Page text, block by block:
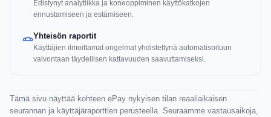
Edistynyt analytiikka ja koneoppiminen käyttökatkojen
ennustamiseen ja estämiseen.
Yhteisön raportit
Käyttäjien ilmoittamat ongelmat yhdistettynä automatisoituun
valvontaan täydellisen kattavuuden saavuttamiseksi.
Tämä sivu näyttää kohteen ePay nykyisen tilan reaaliaikaisen
seurannan ja käyttäjäraporttien perusteella. Seuraamme vastausaikoja,